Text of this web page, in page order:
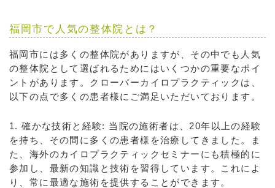
福岡市で人気の整体院とは？
福岡市には多くの整体院がありますが、その中でも人気
の整体院として選ばれるためにはいくつかの重要なポイ
ントがあります。クローバーカイロプラクティックは、
以下の点で多くの患者様にご満足いただいております。
1. 確かな技術と経験: 当院の施術者は、20年以上の経験
を持ち、その間に多くの患者様を治療してきました。ま
た、海外のカイロプラクティックセミナーにも積極的に
参加し、最新の知識と技術を習得しています。これによ
り、常に最適な施術を提供することができます。